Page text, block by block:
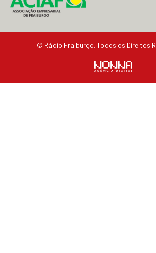
© Rádio Fraiburgo. Todos os Direitos